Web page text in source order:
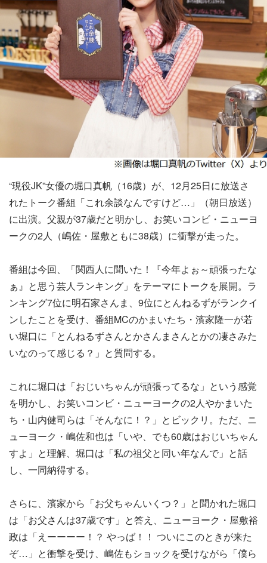
“現役JK”女優の堀口真帆（16歳）が、12月25日に放送さ
れたトーク番組「これ余談なんですけど…」（朝日放送）
に出演。父親が37歳だと明かし、お笑いコンビ・ニューヨ
ークの2人（嶋佐・屋敷ともに38歳）に衝撃が走った。
番組は今回、「関西人に聞いた！『今年よぉ～頑張ったな
ぁ』と思う芸人ランキング」をテーマにトークを展開。ラ
ンキング7位に明石家さんま、9位にとんねるずがランクイ
ンしたことを受け、番組MCのかまいたち・濱家隆一が若
い堀口に「とんねるずさんとかさんまさんとかの凄さみた
いなのって感じる？」と質問する。
これに堀口は「おじいちゃんが頑張ってるな」という感覚
を明かし、お笑いコンビ・ニューヨークの2人やかまいた
ち・山内健司らは「そんなに！？」とビックリ。ただ、ニ
ューヨーク・嶋佐和也は「いや、でも60歳はおじいちゃん
すよ」と理解、堀口は「私の祖父と同い年なんで」と話
し、一同納得する。
さらに、濱家から「お父ちゃんいくつ？」と聞かれた堀口
は「お父さんは37歳です」と答え、ニューヨーク・屋敷裕
政は「えーーーー！？ やっば！！ ついにこのときが来た
ぞ…」と衝撃を受け、嶋佐もショックを受けながら「僕ら